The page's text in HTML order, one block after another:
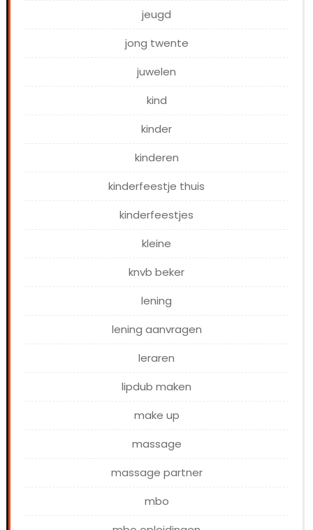
jeugd
jong twente
juwelen
kind
kinder
kinderen
kinderfeestje thuis
kinderfeestjes
kleine
knvb beker
lening
lening aanvragen
leraren
lipdub maken
make up
massage
massage partner
mbo